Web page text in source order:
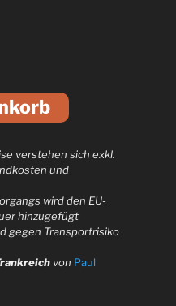
r
a
t
i
v
verstehen sich exkl.
und
wird den EU-
hinzugefügt
gegen Transportrisiko
von Paul